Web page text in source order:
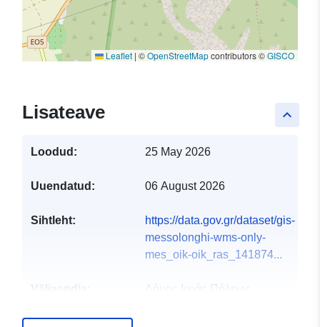
Leaflet | ©OpenStreetMapcontributors ©GISCO
keyboard_arrow_up
Lisateave
Loodud: 25 May 2026
Uuendatud: 06 August 2026
Sihtleht:
https://data.gov.gr/dataset/gis-
messolonghi-wms-only-
mes_oik-oik_ras_141874...
Väljaandja:
Δήμος Ιεράς Πόλεως